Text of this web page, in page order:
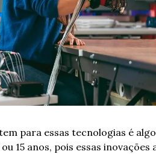
para essas tecnologias é
15 anos, pois essas inovações